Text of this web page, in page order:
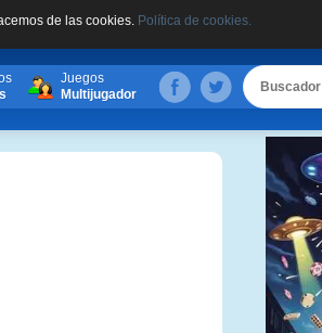
de las cookies. Política de cookies.
Juegos
Multijugador